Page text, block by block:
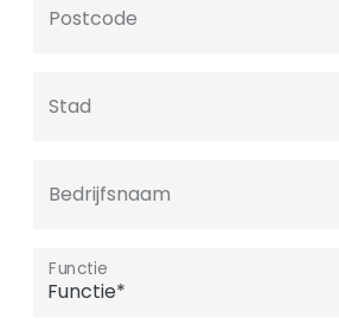
Postcode
Stad
Bedrijfsnaam
Functie